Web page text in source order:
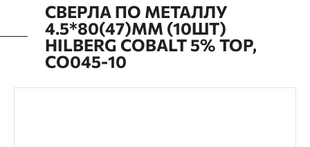
СВЕРЛА ПО МЕТАЛЛУ
4.5*80(47)ММ (10ШТ)
HILBERG COBALT 5% TOP,
CO045-10